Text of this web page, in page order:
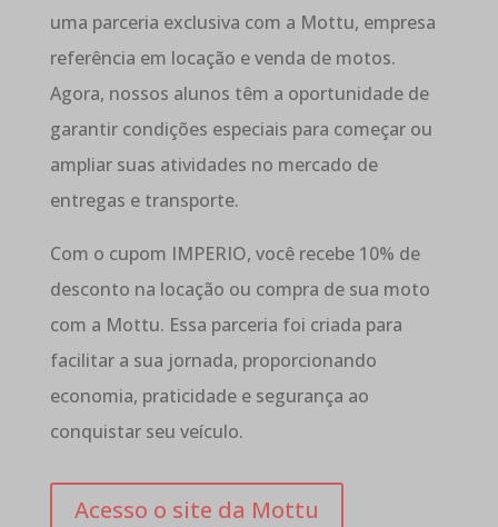
uma parceria exclusiva com a Mottu, empresa
referência em locação e venda de motos.
Agora, nossos alunos têm a oportunidade de
garantir condições especiais para começar ou
ampliar suas atividades no mercado de
entregas e transporte.
Com o cupom IMPERIO, você recebe 10% de
desconto na locação ou compra de sua moto
com a Mottu. Essa parceria foi criada para
facilitar a sua jornada, proporcionando
economia, praticidade e segurança ao
conquistar seu veículo.
Acesso o site da Mottu